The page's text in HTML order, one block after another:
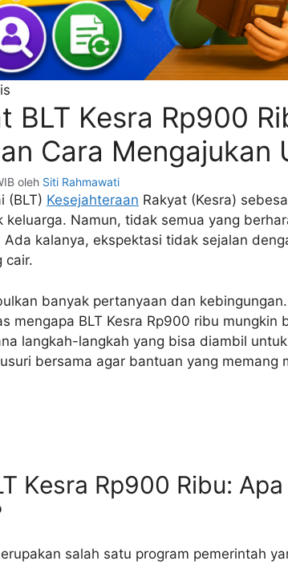
BLT Kesra Rp900
Cara Mengajukan
oleh Siti Rahmawati
(BLT) Kesejahteraan Rakyat (Kesra)
keluarga. Namun, tidak semua yang
kalanya, ekspektasi tidak sejalan
cair.
banyak pertanyaan dan
mengapa BLT Kesra Rp900 ribu mungkin
langkah-langkah yang bisa diambil
bersama agar bantuan yang memang
Kesra Rp900 Ribu:
salah satu program pemerintah